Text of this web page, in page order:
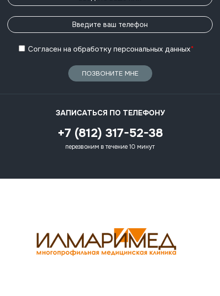
Согласен на обработку персональных данных*
ПОЗВОНИТЕ МНЕ
ЗАПИСАТЬСЯ ПО ТЕЛЕФОНУ
+7 (812) 317-52-38
перезвоним в течение 10 минут